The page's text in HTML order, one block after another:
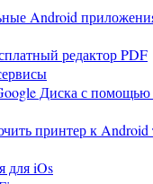
Android
редактор PDF
Диска с
принтер к Android
для iOs